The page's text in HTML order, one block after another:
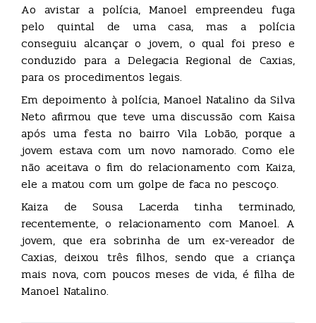
Ao avistar a polícia, Manoel empreendeu fuga
pelo quintal de uma casa, mas a polícia
conseguiu alcançar o jovem, o qual foi preso e
conduzido para a Delegacia Regional de Caxias,
para os procedimentos legais.
Em depoimento à polícia, Manoel Natalino da Silva
Neto afirmou que teve uma discussão com Kaisa
após uma festa no bairro Vila Lobão, porque a
jovem estava com um novo namorado. Como ele
não aceitava o fim do relacionamento com Kaiza,
ele a matou com um golpe de faca no pescoço.
Kaiza de Sousa Lacerda tinha terminado,
recentemente, o relacionamento com Manoel. A
jovem, que era sobrinha de um ex-vereador de
Caxias, deixou três filhos, sendo que a criança
mais nova, com poucos meses de vida, é filha de
Manoel Natalino.